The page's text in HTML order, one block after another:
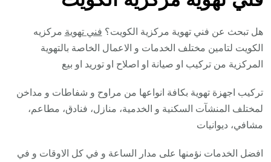
هل تبحث عن فني تهوية مركزية الكويت؟ فني تهوية مركزيه
الكويت لتامين مختلف الخدمات و الاعمال الخاصة بالتهوية
المركزية من تركيب او صيانة او اصلاح او توريد او بيع
تركيب اجهزة تهوية بكافة انواعها من مراوح و شفاطات و مداخن
لمختلف المنشآت السكنية و الخدمية، منازل، فنادق، مطاعم،
مشافي، ديوانيات
افضل الخدمات نؤمنها على مدار الساعة و في كل الاوقات و في